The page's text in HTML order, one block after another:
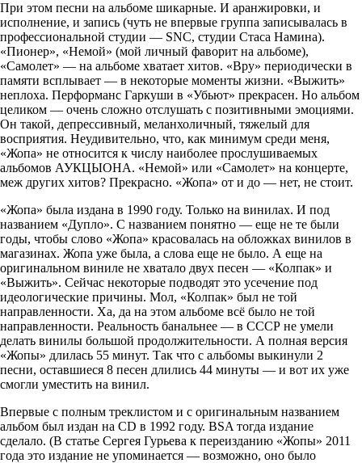
При этом песни на альбоме шикарные. И аранжировки, и
исполнение, и запись (чуть не впервые группа записывалась в
профессиональной студии — SNC, студии Стаса Намина).
«Пионер», «Немой» (мой личный фаворит на альбоме),
«Самолет» — на альбоме хватает хитов. «Вру» периодически в
памяти всплывает — в некоторые моменты жизни. «Выжить»
неплоха. Перформанс Гаркуши в «Убьют» прекрасен. Но альбом
целиком — очень сложно отслушать с позитивными эмоциями.
Он такой, депрессивный, меланхоличный, тяжелый для
восприятия. Неудивительно, что, как минимум среди меня,
«Жопа» не относится к числу наиболее прослушиваемых
альбомов АУКЦЫОНА. «Немой» или «Самолет» на концерте,
меж других хитов? Прекрасно. «Жопа» от и до — нет, не стоит.
«Жопа» была издана в 1990 году. Только на винилах. И под
названием «Дупло». С названием понятно — еще не те были
годы, чтобы слово «Жопа» красовалась на обложках винилов в
магазинах. Жопа уже была, а слова еще не было. А еще на
оригинальном виниле не хватало двух песен — «Колпак» и
«Выжить». Сейчас некоторые подводят это усечение под
идеологические причины. Мол, «Колпак» был не той
направленности. Ха, да на этом альбоме всё было не той
направленности. Реальность банальнее — в СССР не умели
делать винилы большой продолжительности. А полная версия
«Жопы» длилась 55 минут. Так что с альбомы выкинули 2
песни, оставшиеся 8 песен длились 44 минуты — и вот их уже
смогли уместить на винил.
Впервые с полным треклистом и с оригинальным названием
альбом был издан на CD в 1992 году. BSA тогда издание
сделало. (В статье Сергея Гурьева к переизданию «Жопы» 2011
года это издание не упоминается — возможно, оно было